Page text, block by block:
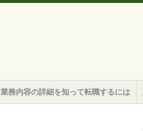
業務内容の詳細を知って転職するには